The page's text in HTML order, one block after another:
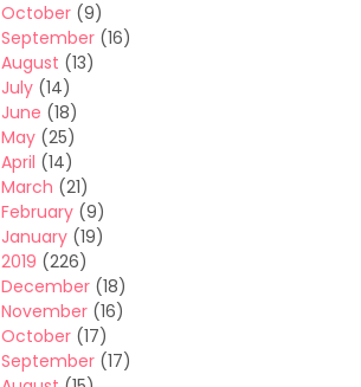
October (9)
September (16)
August (13)
July (14)
June (18)
May (25)
April (14)
March (21)
February (9)
January (19)
2019 (226)
December (18)
November (16)
October (17)
September (17)